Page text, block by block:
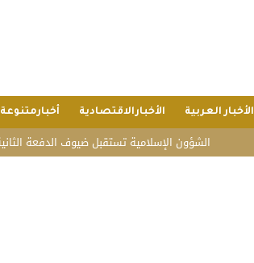
الأخبار العربية الأخبارالاقتصادية أخبارمتنوعة
الشؤون الإسلامية تستقبل ضيوف الدفعة الثانية للعمرة